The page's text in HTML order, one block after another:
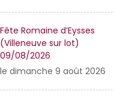
Fête Romaine d’Eysses
(Villeneuve sur lot)
09/08/2026
le dimanche 9 août 2026